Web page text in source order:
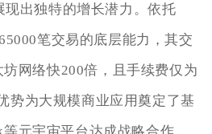
现出独特的增长潜力。依托
笔交易的底层能力，其交
网络快200倍，且手续费仅为
势为大规模商业应用奠定了基
元宇宙平台达成战略合作，